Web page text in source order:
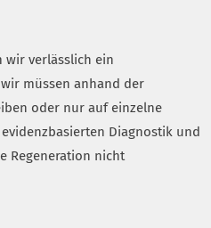
wir verlässlich ein
müssen anhand der
oder nur auf einzelne
Diagnostik und
Regeneration nicht